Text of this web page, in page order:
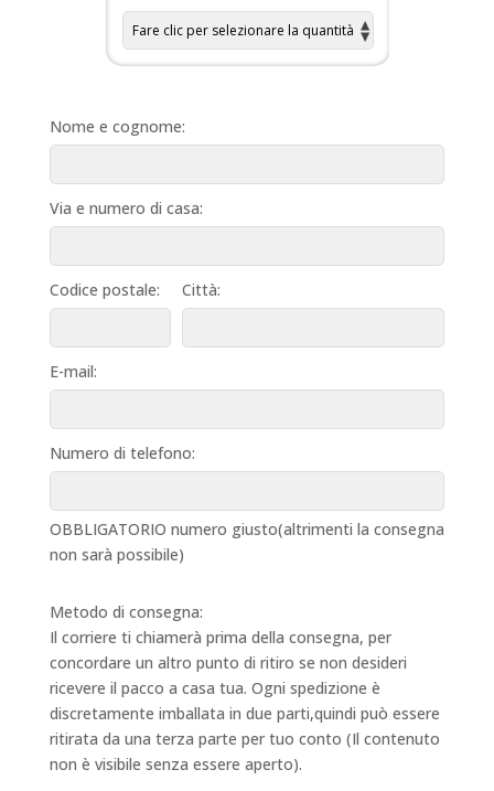
Nome e cognome:
Via e numero di casa:
Codice postale: Città:
E-mail:
Numero di telefono:
OBBLIGATORIO numero giusto(altrimenti la consegna
non sarà possibile)
Metodo di consegna:
Il corriere ti chiamerà prima della consegna, per
concordare un altro punto di ritiro se non desideri
ricevere il pacco a casa tua. Ogni spedizione è
discretamente imballata in due parti,quindi può essere
ritirata da una terza parte per tuo conto (Il contenuto
non è visibile senza essere aperto).